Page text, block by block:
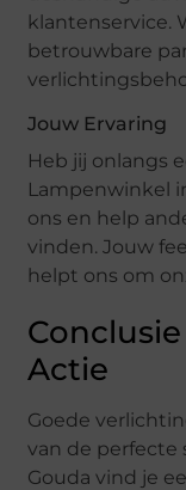
klantenservice.
betrouwbare
Jouw Ervaring
Heb jij onlangs
Lampenwinkel
ons en help
vinden. Jouw
helpt ons om
Actie
Goede
van de perfecte
Gouda vind je